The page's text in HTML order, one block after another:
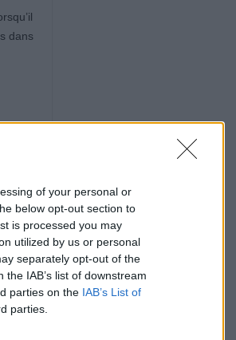
of your personal or
below opt-out section to
is processed you may
utilized by us or personal
separately opt-out of the
IAB’s list of downstream
parties on the IAB’s List of
parties.
dans
est
leur